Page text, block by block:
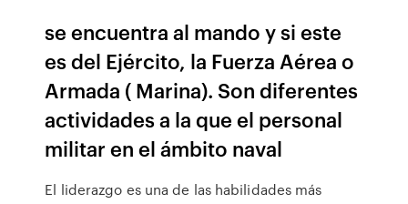
se encuentra al mando y si este
es del Ejército, la Fuerza Aérea o
Armada ( Marina). Son diferentes
actividades a la que el personal
militar en el ámbito naval
El liderazgo es una de las habilidades más